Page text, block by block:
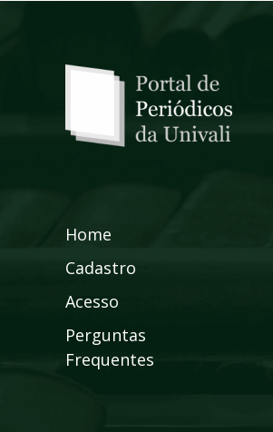
Home
Cadastro
Acesso
Perguntas
Frequentes